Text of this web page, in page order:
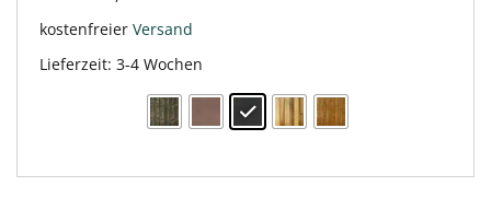
kostenfreier Versand
Lieferzeit: 3-4 Wochen